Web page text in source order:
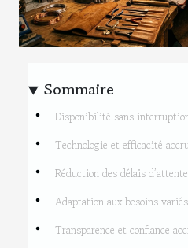
Sommaire
Disponibilité sans
Technologie et efficacité
Réduction des délais d’attente
Adaptation aux besoins variés
Transparence et confiance